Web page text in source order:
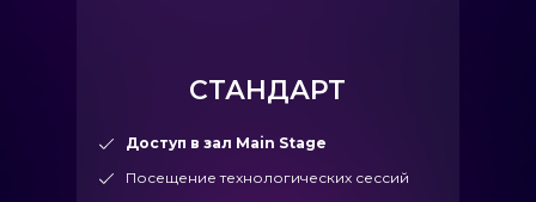
СТАНДАРТ
Доступ в зал Main Stage
Посещение технологических сессий